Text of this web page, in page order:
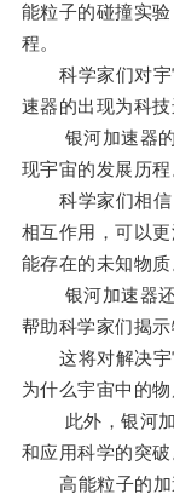
能粒子的碰撞实
程。
科学家们对宇
速器的出现为科技
银河加速器的
现宇宙的发展历程
科学家们相信
相互作用，可以
能存在的未知物质
银河加速器还
帮助科学家们揭示
这将对解决宇
为什么宇宙中的物
此外，银河加
和应用科学的突破
高能粒子的加